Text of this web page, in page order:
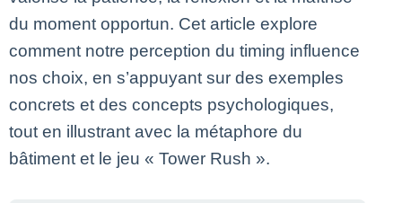
du moment opportun. Cet article explore
comment notre perception du timing influence
nos choix, en s’appuyant sur des exemples
concrets et des concepts psychologiques,
tout en illustrant avec la métaphore du
bâtiment et le jeu « Tower Rush ».